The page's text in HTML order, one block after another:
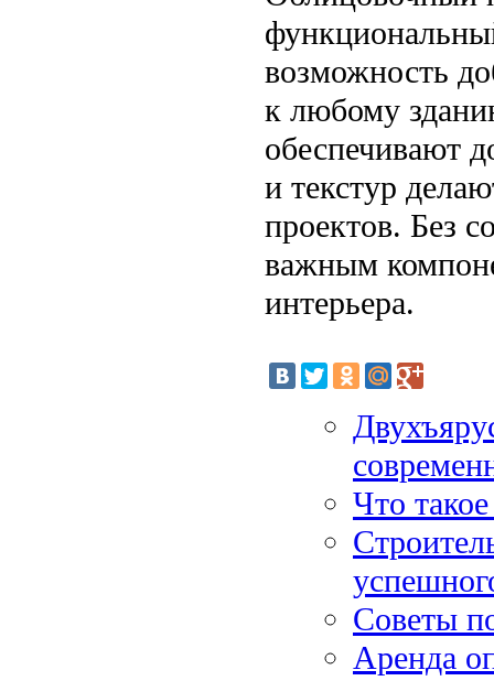
возможность
к любому
обеспечивают
и текстур
проектов. Без
важным
интерьера.
Что
Советы
Аренда